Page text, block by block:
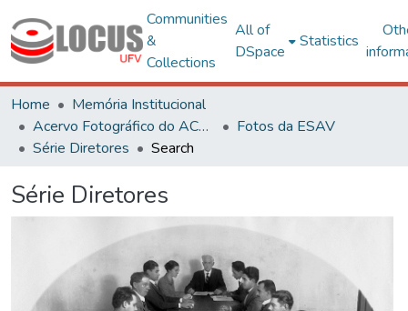
Communities
&
Collections
All of
DSpace
Statistics
Home
Memória Institucional
Acervo Fotográfico do ACH-UFV
Fotos da ESAV
Série Diretores
Search
Série Diretores